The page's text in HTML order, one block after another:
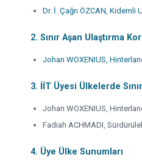
Dr. İ. Çağrı ÖZCAN,
2. Sınır Aşan Ulaştırma
Johan WOXENIUS,
3. İİT Üyesi Ülkelerde
Johan WOXENIUS,
Fadiah ACHMADI,
4. Üye Ülke Sunumları